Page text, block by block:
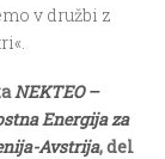
v družbi z
NEKTEO –
Energija za
Avstrija, del